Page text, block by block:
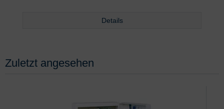
Details
Zuletzt angesehen